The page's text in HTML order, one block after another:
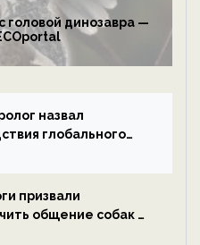
головой динозавра —
назвал
глобального
призвали
общение собак с